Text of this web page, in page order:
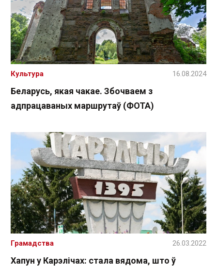
Беларусь, якая чакае. Збочваем з
адпрацаваных маршрутаў (ФОТА)
Культура 16.08.2024
Хапун у Карэлічах: стала вядома, што ў
Грамадства 26.03.2022